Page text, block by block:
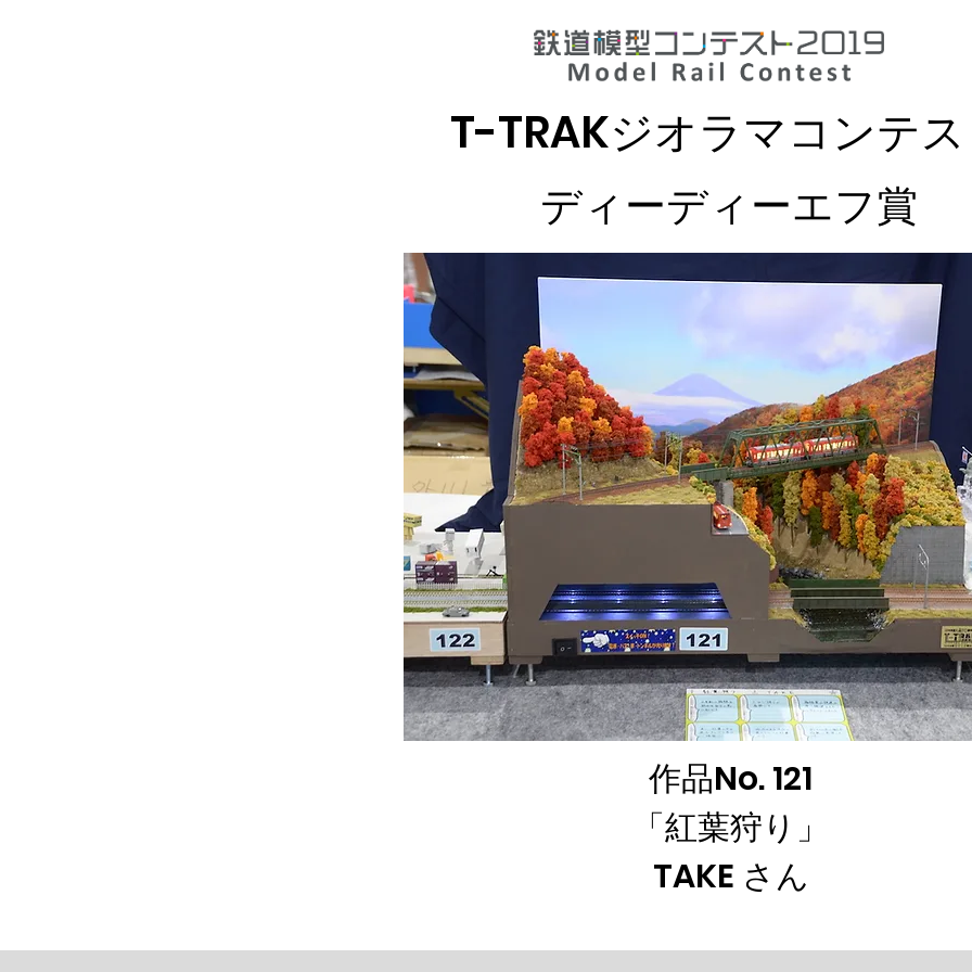
T-TRAKジオラマコンテ
ディーディーエフ賞
作品No. 121
「紅葉狩り」
TAKE さん